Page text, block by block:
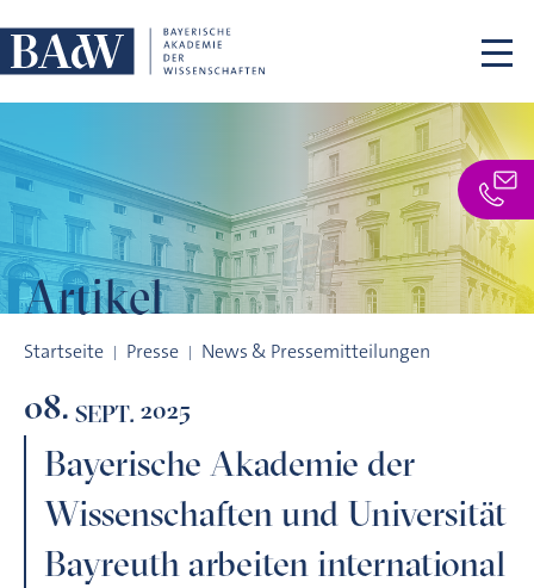
Artikel
Startseite Presse News & Pressemitteilungen
08. SEPT. 2025
Bayerische Akademie der
Wissenschaften und Universität
Bayreuth arbeiten international